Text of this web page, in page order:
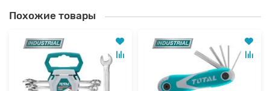
Похожие товары